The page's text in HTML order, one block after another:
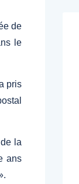
de
le
pris
la
ans